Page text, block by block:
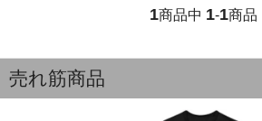
1商品中 1-1商品
売れ筋商品